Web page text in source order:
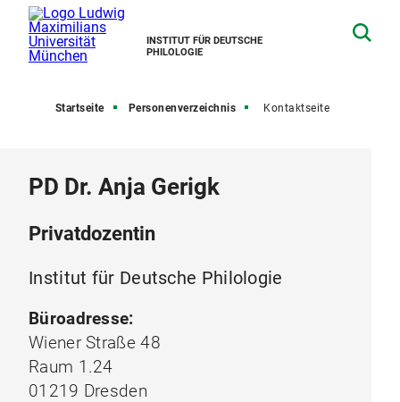
INSTITUT FÜR DEUTSCHE
PHILOLOGIE
Startseite Personenverzeichnis Kontaktseite
PD Dr. Anja Gerigk
Privatdozentin
Institut für Deutsche Philologie
Büroadresse:
Wiener Straße 48
Raum 1.24
01219 Dresden